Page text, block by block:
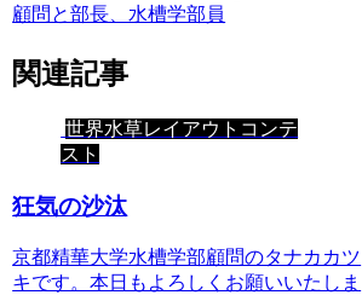
顧問と部長、水槽学部員
関連記事
世界水草レイアウトコンテ
スト
狂気の沙汰
京都精華大学水槽学部顧問のタナカカツ
キです。本日もよろしくお願いいたしま